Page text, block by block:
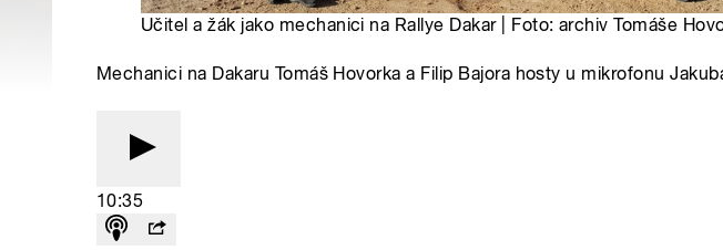
Učitel a žák jako mechanici na Rallye Dakar | Foto: archiv Tomáše
Mechanici na Dakaru Tomáš Hovorka a Filip Bajora hosty u mikrofonu
10:35